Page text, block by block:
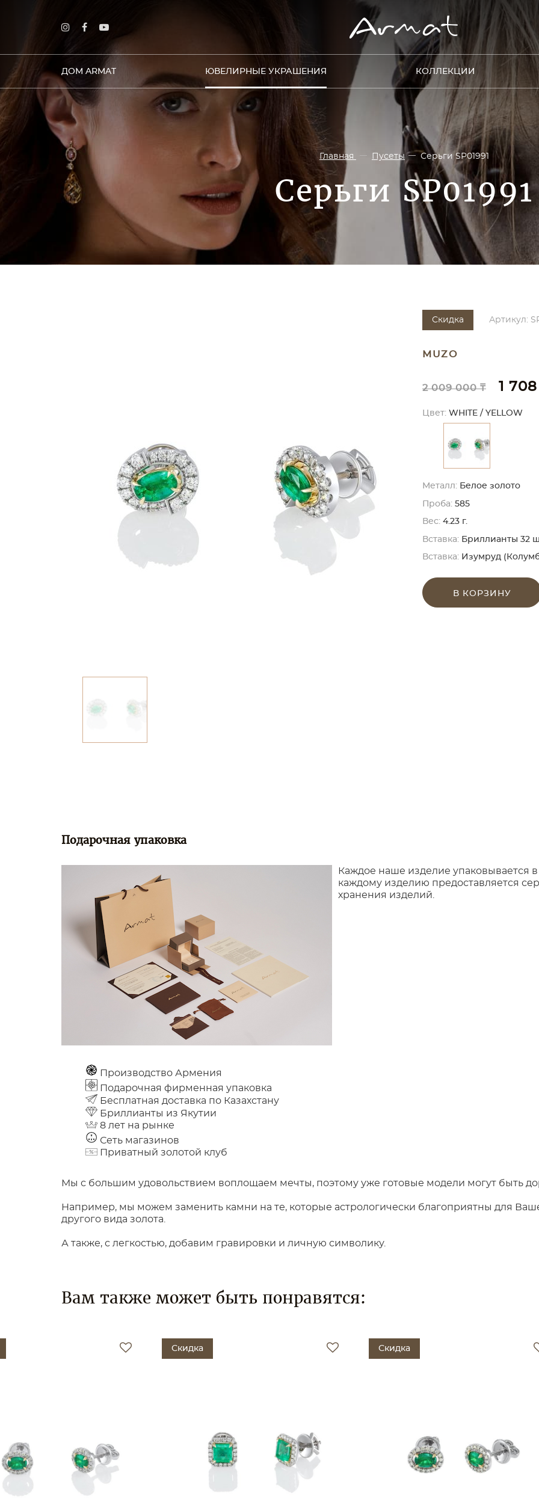
ДОМ ARMAT ЮВЕЛИРНЫЕ УКРАШЕНИЯ КОЛЛЕКЦИИ
Главная Пусеты Серьги SP01991
Серьги SP01991
Скидка Артикул:
MUZO
2 009 000 ₸ 1
Цвет: WHITE / YELLOW
Металл: Белое золото
Проба: 585
Вес: 4.23 г.
Вставка: Бриллианты 32
Вставка: Изумруд
В КОРЗИНУ
Подарочная упаковка
Каждое наше изделие упаковывается
каждому изделию предоставляется
хранения изделий.
Производство Армения
Подарочная фирменная упаковка
Бесплатная доставка по Казахстану
Бриллианты из Якутии
8 лет на рынке
Сеть магазинов
Приватный золотой клуб
Мы с большим удовольствием воплощаем мечты, поэтому уже готовые модели могут быть
Например, мы можем заменить камни на те, которые астрологически благоприятны для
другого вида золота.
А также, с легкостью, добавим гравировки и личную символику.
Вам также может быть понравятся:
Скидка Скидка